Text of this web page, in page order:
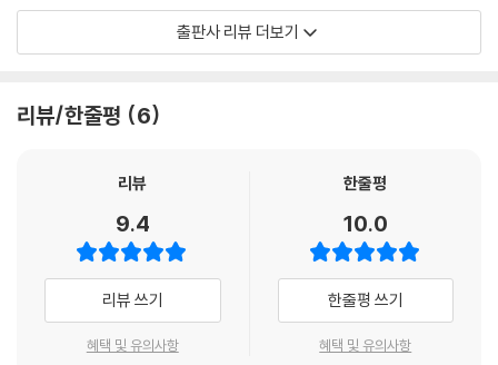
〈대지〉의 주인공 왕룽은 부지런하고 땅을 사랑하는 가난한 농군이다. 왕룽
에게 땅은 단지 재산이 아니다. 그를 낳아주고 길러주고 고통을 부드럽게
이며 풍족한 삶을 살게 되지만, 하늘이 내려준 토지의 풍요로움도 잠시뿐,
놓인다. 왕룽은 가족을 데리고 남쪽 도시로 몸을 피한다. 그곳에서 구걸과
막노동의 고된 세월을 보내지만, 고향에 두고 온 자신의 논밭을 떠올리며
언젠가 돌아갈 희망의 끈을 놓지 않는다.
‘대지는 남쪽 도시에서 돌아왔을 때 그의 마음의 병을 고쳐 주었다. 태양은
출판사 리뷰 더보기
리뷰/한줄평 6
리뷰
9.4
리뷰 쓰기
혜택 및 유의사항
한줄평
10.0
한줄평 쓰기
혜택 및 유의사항